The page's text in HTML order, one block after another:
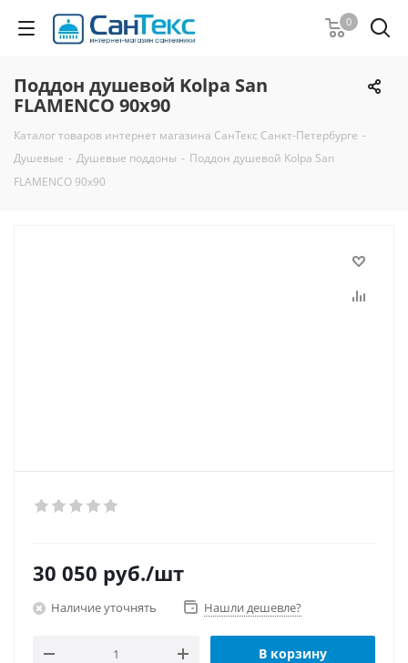
0
Поддон душевой Kolpa San
FLAMENCO 90х90
Каталог товаров интернет магазина СанТекс Санкт-Петербурге -
Душевые - Душевые поддоны - Поддон душевой Kolpa San
FLAMENCO 90х90
30 050 руб./шт
Наличие уточнять Нашли дешевле?
В корзину